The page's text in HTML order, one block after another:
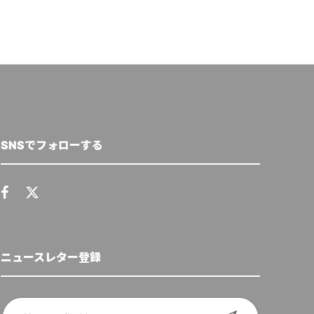
SNSでフォローする
ニュースレター登録